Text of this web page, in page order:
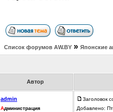
Список форумов АW.BY » Японские
Автор
admin
Администрация
Заголовок
Добавлено: